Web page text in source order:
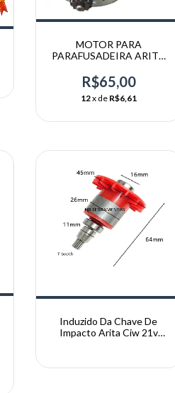
MOTOR PARA
PARAFUSADEIRA ARITA
R$65,00
12x de R$6,61
Induzido Da Chave De
Impacto Arita Ciw 21v